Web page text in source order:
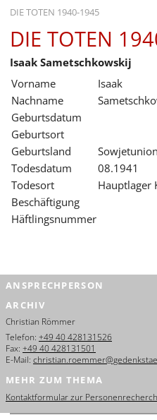
DIE TOTEN 1940-1945
STARTSEITE
AKTUELLES
AUSSTELLUNGEN
GESCHICHTE
BILDUNG
FORSCHUNG
SERVICE
Français
Dansk
Español
DIE TOTEN
Isaak Sametschkowskij
Vorname
Isaak
Nachname
Geburtsdatum
Geburtsort
Geburtsland
Sowjetunion
Todesdatum
08.1941
Todesort
Hauptlager
Beschäftigung
Häftlingsnummer
ANSPRECHPERSON
ARCHIV
Christian Römmer
Telefon: +49 40 428131526
Fax: +49 40 428131501
E-Mail:
MEHR ZUM THEMA
Kontaktformular zur